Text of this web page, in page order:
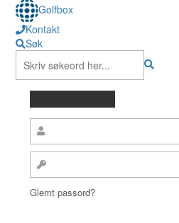
Golfbox
Kontakt
Søk
Glemt passord?